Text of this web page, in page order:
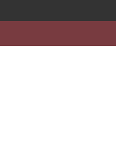
Pressespiegel